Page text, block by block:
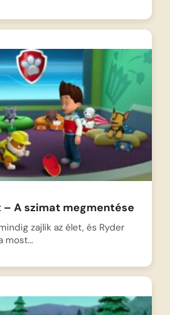
A szimat megmentése
zajlik az élet, és Ryder
most…